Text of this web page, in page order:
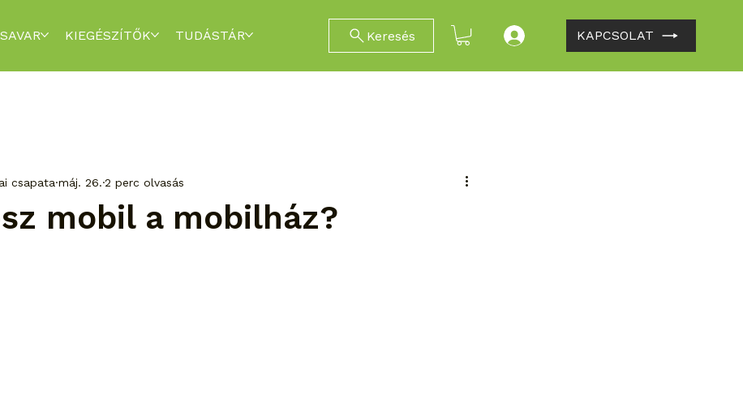
KIEGÉSZÍTŐK TUDÁSTÁR Keresés KAPCSOLAT
mobil a mobilház?
csapata máj. 26. 2 perc olvasás